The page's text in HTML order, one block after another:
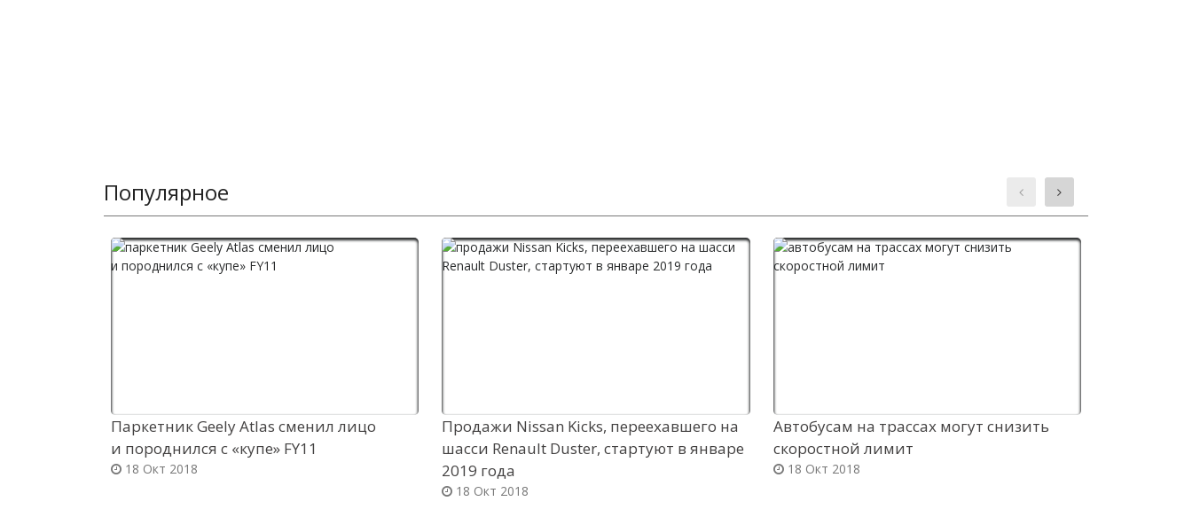
Популярное
Паркетник Geely Atlas сменил лицо
и породнился с «купе» FY11
18 Окт 2018
Продажи Nissan Kicks, переехавшего на
шасси Renault Duster, стартуют в январе
2019 года
18 Окт 2018
Автобусам на трассах могут снизить
скоростной лимит
18 Окт 2018